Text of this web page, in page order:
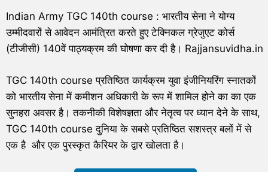
Indian Army TGC 140th course : भारतीय सेना ने योग्य
उम्मीदवारों से आवेदन आमंत्रित करते हुए टेक्निकल ग्रेजुएट कोर्स
(टीजीसी) 140वें पाठ्यक्रम की घोषणा कर दी है। Rajjansuvidha.in
TGC 140th course प्रतिष्ठित कार्यक्रम युवा इंजीनियरिंग स्नातकों
को भारतीय सेना में कमीशन अधिकारी के रूप में शामिल होने का का एक
सुनहरा अवसर है। तकनीकी विशेषज्ञता और नेतृत्व पर ध्यान देने के साथ,
TGC 140th course दुनिया के सबसे प्रतिष्ठित सशस्त्र बलों में से
एक है और एक पुरस्कृत कैरियर के द्वार खोलता है।